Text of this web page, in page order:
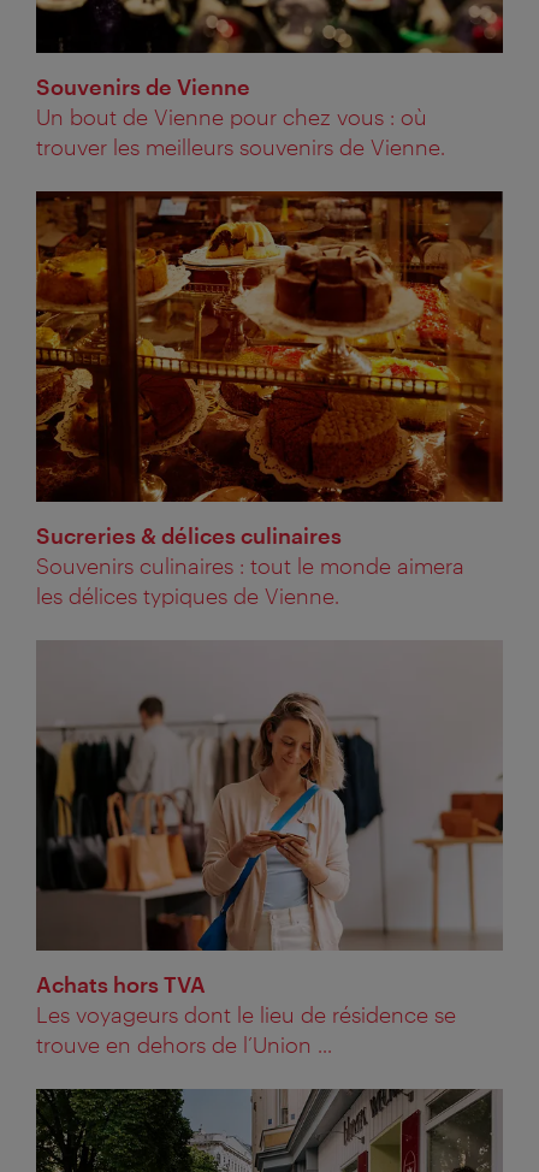
Souvenirs de Vienne
Un bout de Vienne pour chez vous : où
trouver les meilleurs souvenirs de Vienne.
Sucreries & délices culinaires
Souvenirs culinaires : tout le monde aimera
les délices typiques de Vienne.
Achats hors TVA
Les voyageurs dont le lieu de résidence se
trouve en dehors de l’Union ...